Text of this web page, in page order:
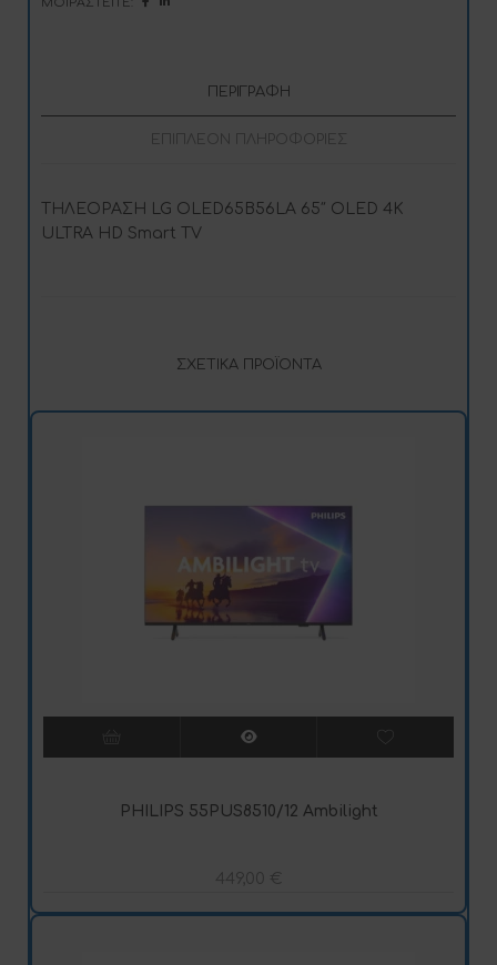
ΠΕΡΙΓΡΑΦΉ
ΕΠΙΠΛΈΟΝ ΠΛΗΡΟΦΟΡΊΕΣ
ΤΗΛΕΟΡΑΣΗ LG OLED65B56LA 65″ OLED 4K
ULTRA HD Smart TV
ΣΧΕΤΙΚΆ ΠΡΟΪΌΝΤΑ
PHILIPS 55PUS8510/12 Ambilight
449,00 €